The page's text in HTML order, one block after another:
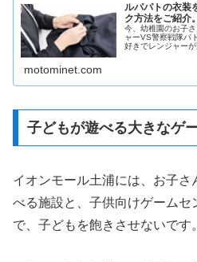
ルパパトの衣装
ク方法をご紹介。
今、幼稚園のお子
ャーVS警察戦隊パ
好きでレンジャー
ームを要求されま
るのも厳しく考え
motominet.com
子どもが遊べる大きなゲ
イオンモール土浦には、お子
べる施設と、子供向けゲーム
で、子どもを飽きさせないです。